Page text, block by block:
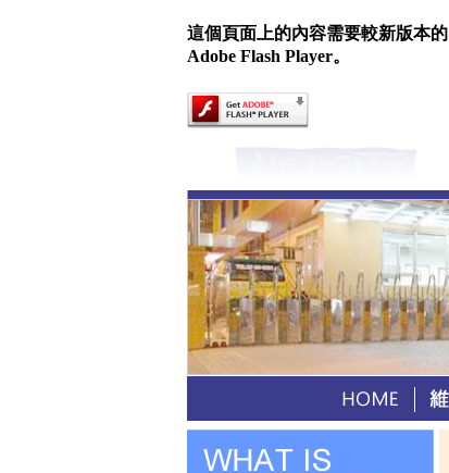
這個頁面上的內容需要較新版本的
Adobe Flash Player。